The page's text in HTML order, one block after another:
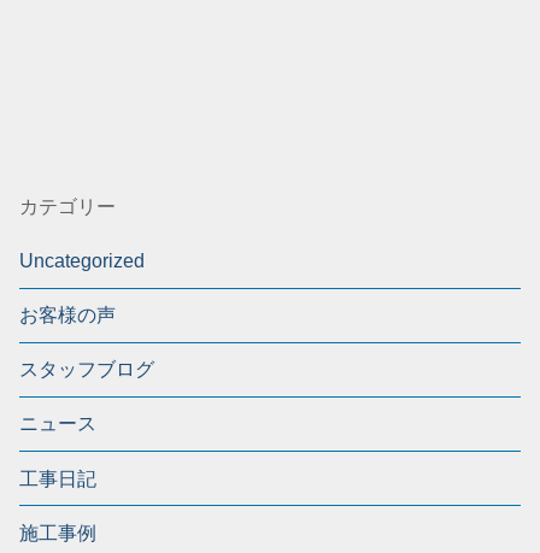
カテゴリー
Uncategorized
お客様の声
スタッフブログ
ニュース
工事日記
施工事例